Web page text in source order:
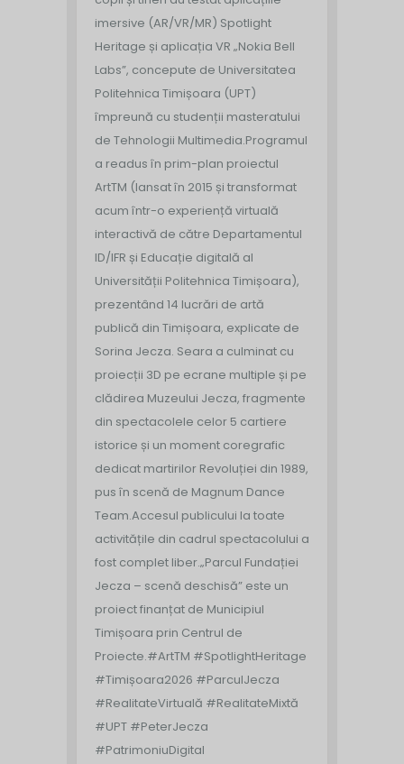
imersive (AR/VR/MR) Spotlight
Heritage și aplicația VR „Nokia Bell
Labs”, concepute de Universitatea
Politehnica Timișoara (UPT)
împreună cu studenții masteratului
de Tehnologii Multimedia.Programul
a readus în prim-plan proiectul
ArtTM (lansat în 2015 și transformat
acum într-o experiență virtuală
interactivă de către Departamentul
ID/IFR și Educație digitală al
Universității Politehnica Timișoara),
prezentând 14 lucrări de artă
publică din Timișoara, explicate de
Sorina Jecza. Seara a culminat cu
proiecții 3D pe ecrane multiple și pe
clădirea Muzeului Jecza, fragmente
din spectacolele celor 5 cartiere
istorice și un moment coregrafic
dedicat martirilor Revoluției din 1989,
pus în scenă de Magnum Dance
Team.Accesul publicului la toate
activitățile din cadrul spectacolului a
fost complet liber.„Parcul Fundației
Jecza – scenă deschisă” este un
proiect finanțat de Municipiul
Timișoara prin Centrul de
Proiecte.#ArtTM #SpotlightHeritage
#Timișoara2026 #ParculJecza
#RealitateVirtuală #RealitateMixtă
#UPT #PeterJecza
#PatrimoniuDigital